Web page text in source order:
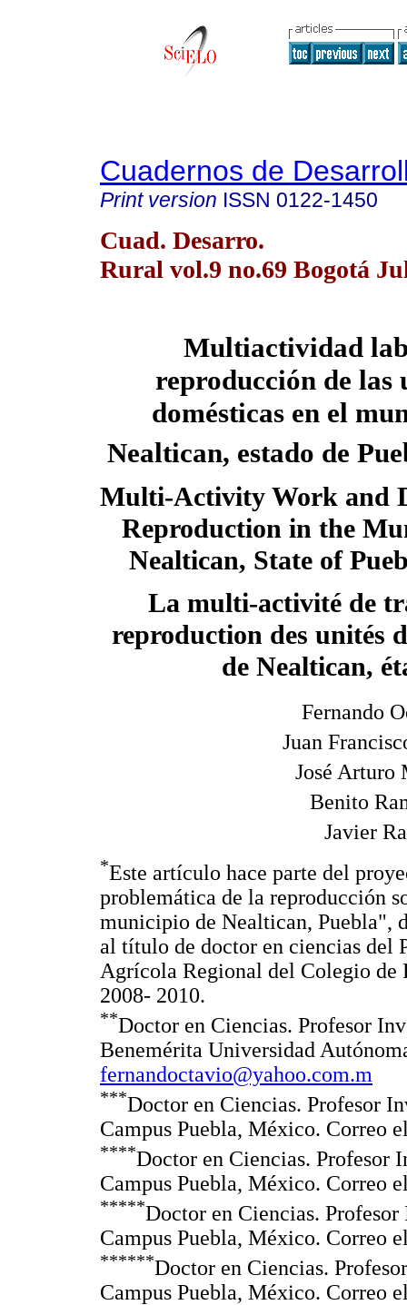
Cuadernos de
Print version ISSN 0122-1450
Cuad. Desarro.
Rural vol.9 no.69 Bogotá
Multiactividad
reproducción de las
domésticas en el
Nealtican, estado de
Multi-Activity Work and
Reproduction in the
Nealtican, State of
La multi-activité de
reproduction des unités
de Nealtican,
Fernando
Juan
José Arturo
Benito
Javier
*Este artículo hace parte del
problemática de la reproducción
municipio de Nealtican, Puebla",
al título de doctor en ciencias del
Agrícola Regional del Colegio de
2008- 2010.
**Doctor en Ciencias. Profesor
Benemérita Universidad
fernandoctavio@yahoo.com.m
***Doctor en Ciencias. Profesor
Campus Puebla, México. Correo
****Doctor en Ciencias. Profesor
Campus Puebla, México. Correo
*****Doctor en Ciencias.
Campus Puebla, México. Correo
******Doctor en Ciencias.
Campus Puebla, México. Correo